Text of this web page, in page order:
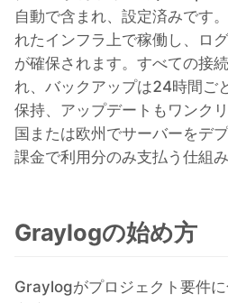
自動で含まれ、設定済みです
れたインフラ上で稼働し、ロ
が確保されます。すべての接
れ、バックアップは24時間ご
保持、アップデートもワンク
国または欧州でサーバーをデ
課金で利用分のみ支払う仕組み
Graylogの始め方
Graylogがプロジェクト要件